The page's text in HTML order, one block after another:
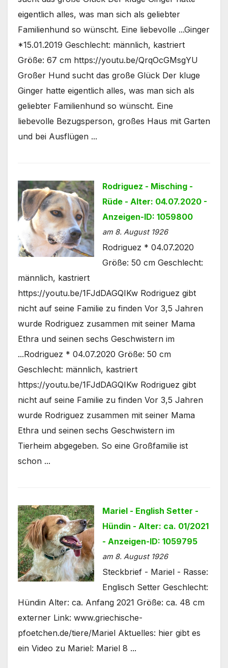
eigentlich alles, was man sich als geliebter
Familienhund so wünscht. Eine liebevolle ...Ginger
*15.01.2019 Geschlecht: männlich, kastriert
Größe: 67 cm https://youtu.be/QrqOcGMsgYU
Großer Hund sucht das große Glück Der kluge
Ginger hatte eigentlich alles, was man sich als
geliebter Familienhund so wünscht. Eine
liebevolle Bezugsperson, großes Haus mit Garten
und bei Ausflügen ...
Rodriguez - Misching -
Rüde - Alter: 04.07.2020 -
Anzeigen-ID: 1059800
am 8. August 1926
Rodriguez * 04.07.2020
Größe: 50 cm Geschlecht:
männlich, kastriert
https://youtu.be/1FJdDAGQIKw Rodriguez gibt
nicht auf seine Familie zu finden Vor 3,5 Jahren
wurde Rodriguez zusammen mit seiner Mama
Ethra und seinen sechs Geschwistern im
...Rodriguez * 04.07.2020 Größe: 50 cm
Geschlecht: männlich, kastriert
https://youtu.be/1FJdDAGQIKw Rodriguez gibt
nicht auf seine Familie zu finden Vor 3,5 Jahren
wurde Rodriguez zusammen mit seiner Mama
Ethra und seinen sechs Geschwistern im
Tierheim abgegeben. So eine Großfamilie ist
schon ...
Mariel - English Setter -
Hündin - Alter: ca. 01/2021
- Anzeigen-ID: 1059795
am 8. August 1926
Steckbrief - Mariel - Rasse:
Englisch Setter Geschlecht:
Hündin Alter: ca. Anfang 2021 Größe: ca. 48 cm
externer Link: www.griechische-
pfoetchen.de/tiere/Mariel Aktuelles: hier gibt es
ein Video zu Mariel: Mariel 8 ...